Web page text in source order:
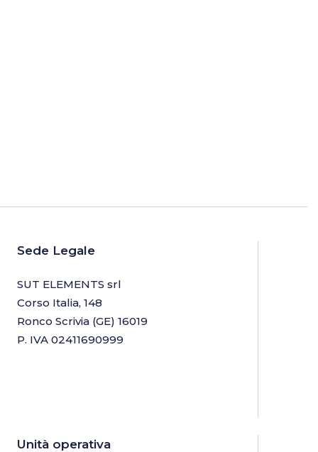
Sede Legale
SUT ELEMENTS srl
Corso Italia, 148
Ronco Scrivia (GE) 16019
P. IVA 02411690999
Unità operativa